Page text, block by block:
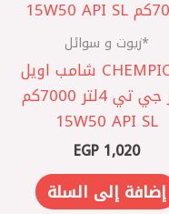
*زيوت و سوائل
CHEMPIOIL ‎ شامب اويل
باور جي تي 4لتر 7000كم
15W50 API SL
EGP1,020
إضافة إلى السلة